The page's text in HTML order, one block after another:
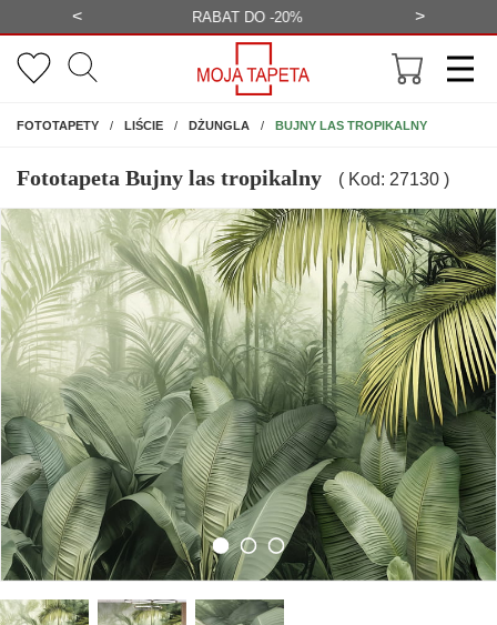
< BEZPŁATNA WIZUALIZACJA >
FOTOTAPETYNA ŚCIANĘ
LIŚCIE DŻUNGLA BUJNY LAS TROPIKALNY
Fototapeta Bujny las tropikalny ( Kod: 27130 )